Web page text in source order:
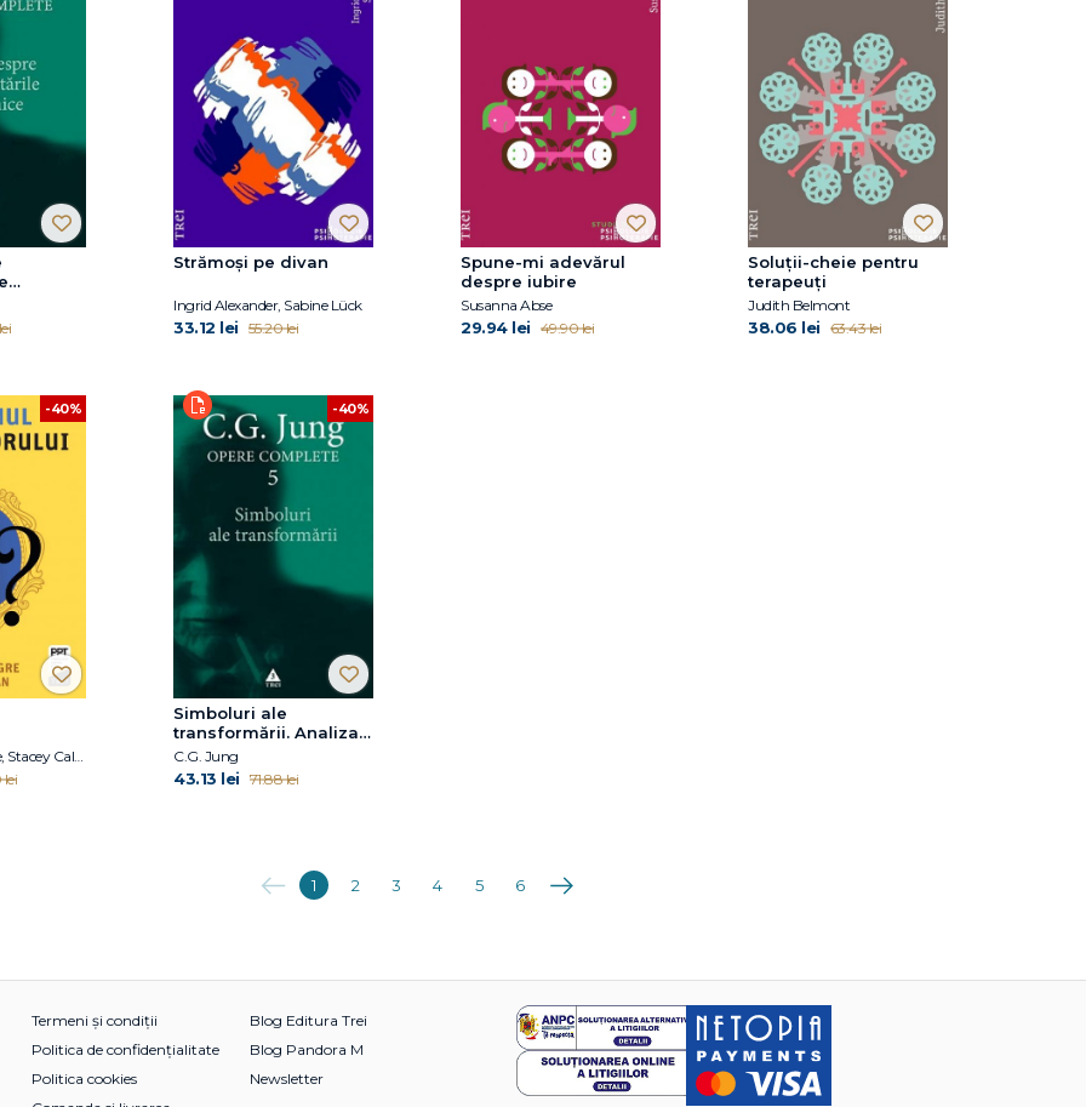
Strămoși pe divan
Ingrid Alexander, Sabine Lück
33.12 lei 55.20 lei
Spune-mi adevărul
despre iubire
Susanna Abse
29.94 lei 49.90 lei
Soluții-cheie pentru
terapeuți
Judith Belmont
38.06 lei 63.43 lei
-40%
Kevin Chassangre, Stacey Callahan
lei
-40%
Simboluri ale
transformării. Analiza
preludiului unei
schizofrenii
C.G. Jung
43.13 lei 71.88 lei
Anterioara
1 2 3 4 5 6 Următoarea
Termeni și condiții
Politica de confidențialitate
Politica cookies
Blog Editura Trei
Blog Pandora M
Newsletter